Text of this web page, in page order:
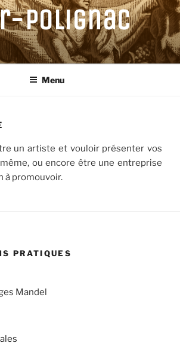
Polignac
Menu
un artiste et vouloir présenter vos
ou encore être une entreprise
à promouvoir.
PRATIQUES
Mandel